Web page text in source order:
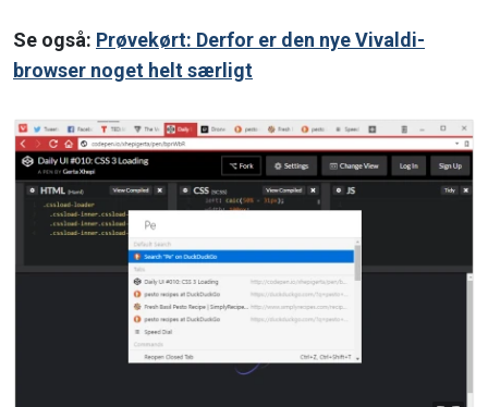
Se også: Prøvekørt: Derfor er den nye Vivaldi-
browser noget helt særligt